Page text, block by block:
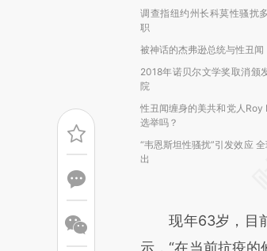
调查指纽约州长科莫性骚扰
职
被神话的杰弗逊总统与性丑闻
2018年诺贝尔文学奖取消颁
院
性丑闻缠身的美共和党人Roy
选举吗？
“韦恩斯坦性骚扰”引发效应
出
现年63岁，目前
示，“在当前抗疫